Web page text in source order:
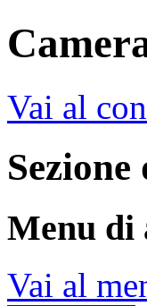
Vai al
Menu di
Vai al